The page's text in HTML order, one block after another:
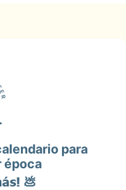
para
época
💩